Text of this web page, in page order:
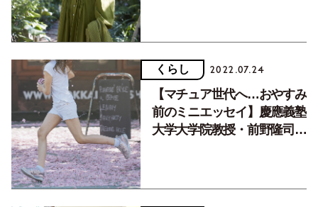
くらし 2022.07.24
【マチュア世代へ…おやすみ
前のミニエッセイ】慶應義塾
大学大学院教授・前野隆司さ